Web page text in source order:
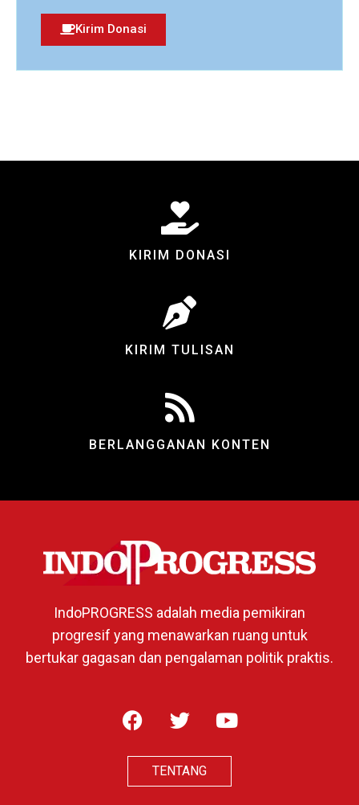
Kirim Donasi
KIRIM DONASI
KIRIM TULISAN
BERLANGGANAN KONTEN
IndoPROGRESS adalah media pemikiran
progresif yang menawarkan ruang untuk
bertukar gagasan dan pengalaman politik praktis.
TENTANG